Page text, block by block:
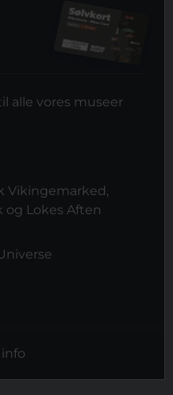
alle vores museer
Vikingemarked,
og Lokes Aften